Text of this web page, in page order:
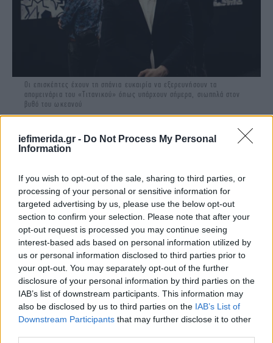
iefimerida.gr - Do Not Process My Personal
Information
If you wish to opt-out of the sale, sharing to third parties, or
processing of your personal or sensitive information for
targeted advertising by us, please use the below opt-out
section to confirm your selection. Please note that after your
opt-out request is processed you may continue seeing
interest-based ads based on personal information utilized by
us or personal information disclosed to third parties prior to
your opt-out. You may separately opt-out of the further
disclosure of your personal information by third parties on the
IAB’s list of downstream participants. This information may
also be disclosed by us to third parties on the IAB’s List of
Downstream Participants that may further disclose it to other
Οι επισκέπτες έχουν τη σπάνια ευκαιρία να εξερευνήσουν τα
απομεινάρια του «Τιτανικού» όπως υπάρχουν σήμερα, σιωπηλά στον
βυθό του ωκεανού